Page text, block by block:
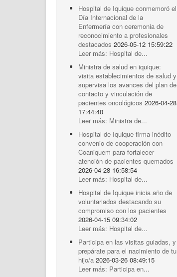
Hospital de Iquique conmemoró el
Día Internacional de la
Enfermería con ceremonia de
reconocimiento a profesionales
destacados 2026-05-12 15:59:22
Leer más: Hospital de...
Ministra de salud en iquique:
visita establecimientos de salud y
supervisa los avances del plan de
contacto y vinculación de
pacientes oncológicos 2026-04-28
17:44:40
Leer más: Ministra de...
Hospital de Iquique firma inédito
convenio de cooperación con
Coaniquem para fortalecer
atención de pacientes quemados
2026-04-28 16:58:54
Leer más: Hospital de...
Hospital de Iquique inicia año de
voluntariados destacando su
compromiso con los pacientes
2026-04-15 09:34:02
Leer más: Hospital de...
Participa en las visitas guiadas, y
prepárate para el nacimiento de tu
hijo/a 2026-03-26 08:49:15
Leer más: Participa en...